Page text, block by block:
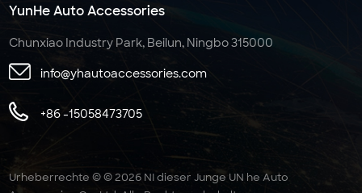
YunHe Auto Accessories
Chunxiao Industry Park, Beilun, Ningbo 315000
info@yhautoaccessories.com
+86 -15058473705
Urheberrechte © © 2026 NI dieser Junge UN he Auto